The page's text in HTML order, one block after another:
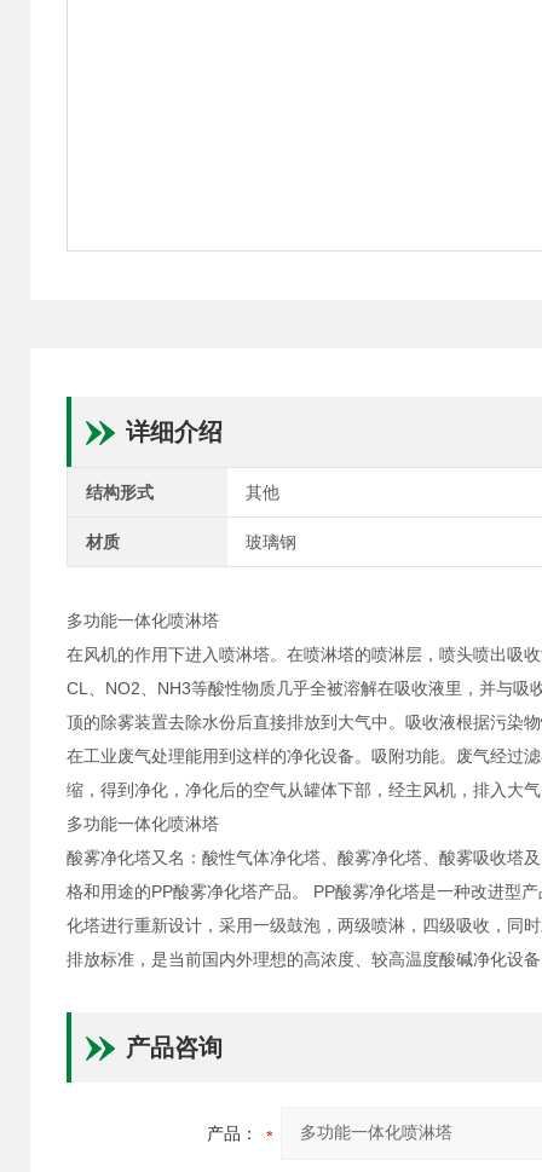
详细介绍
结构形式 其他
材质 玻璃钢
多功能一体化喷淋塔
在风机的作用下进入喷淋塔。在喷淋塔的喷淋层，喷头喷出吸
CL、NO2、NH3等酸性物质几乎全被溶解在吸收液里，并与
顶的除雾装置去除水份后直接排放到大气中。吸收液根据污染
在工业废气处理能用到这样的净化设备。吸附功能。废气经过
缩，得到净化，净化后的空气从罐体下部，经主风机，排入大
多功能一体化喷淋塔
酸雾净化塔又名：酸性气体净化塔、酸雾净化塔、酸雾吸收塔
格和用途的PP酸雾净化塔产品。 PP酸雾净化塔是一种改进型
化塔进行重新设计，采用一级鼓泡，两级喷淋，四级吸收，同
排放标准，是当前国内外理想的高浓度、较高温度酸碱净化设备
产品咨询
产品：